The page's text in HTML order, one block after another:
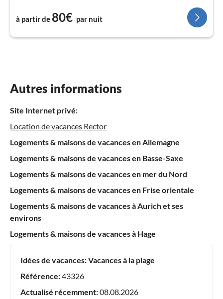
à partir de 80€ par nuit
Autres informations
Site Internet privé:
Location de vacances Rector
Logements & maisons de vacances en Allemagne
Logements & maisons de vacances en Basse-Saxe
Logements & maisons de vacances en mer du Nord
Logements & maisons de vacances en Frise orientale
Logements & maisons de vacances à Aurich et ses
environs
Logements & maisons de vacances à Hage
Idées de vacances:Vacances à la plage
Référence:43326
Actualisé récemment:08.08.2026